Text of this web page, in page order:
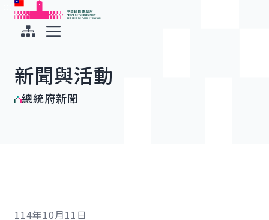
跳到主要內容
中華民國總統府
新聞與活動
總統府新聞
114年10月11日